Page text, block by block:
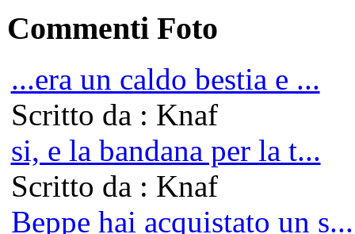
Commenti Foto
...era un caldo bestia e ...
Scritto da : Knaf
si, e la bandana per la t...
Scritto da : Knaf
Beppe hai acquistato un s...